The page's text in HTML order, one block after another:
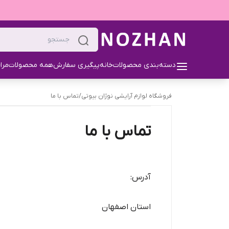
دسته‌بندی محصولاتخانهپیگیری سفارشهمه محصولات
فروشگاه لوازم آرایشی نوژان بیوتی/تماس با ما
تماس با ما
آدرس:
استان اصفهان